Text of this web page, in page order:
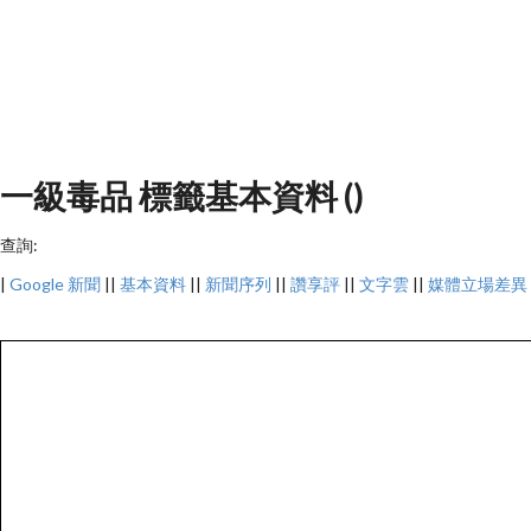
一級毒品 標籤基本資料 ()
查詢:
| Google 新聞 || 基本資料 || 新聞序列 || 讚享評 || 文字雲 || 媒體立場差異